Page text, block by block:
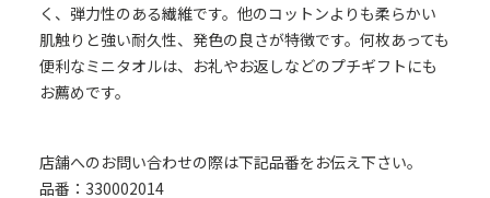
く、弾力性のある繊維です。他のコットンよりも柔らかい
肌触りと強い耐久性、発色の良さが特徴です。何枚あっても
便利なミニタオルは、お礼やお返しなどのプチギフトにも
お薦めです。
店舗へのお問い合わせの際は下記品番をお伝え下さい。
品番：330002014